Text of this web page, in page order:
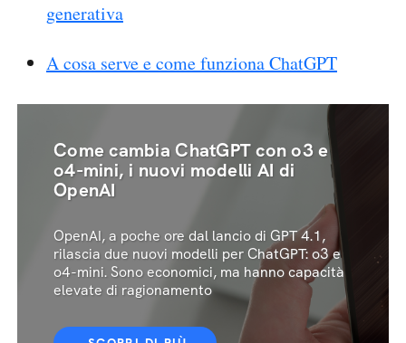
generativa
A cosa serve e come funziona ChatGPT
Come cambia ChatGPT con o3 e
o4-mini, i nuovi modelli AI di
OpenAI
OpenAI, a poche ore dal lancio di GPT 4.1,
rilascia due nuovi modelli per ChatGPT: o3 e
o4-mini. Sono economici, ma hanno capacità
elevate di ragionamento